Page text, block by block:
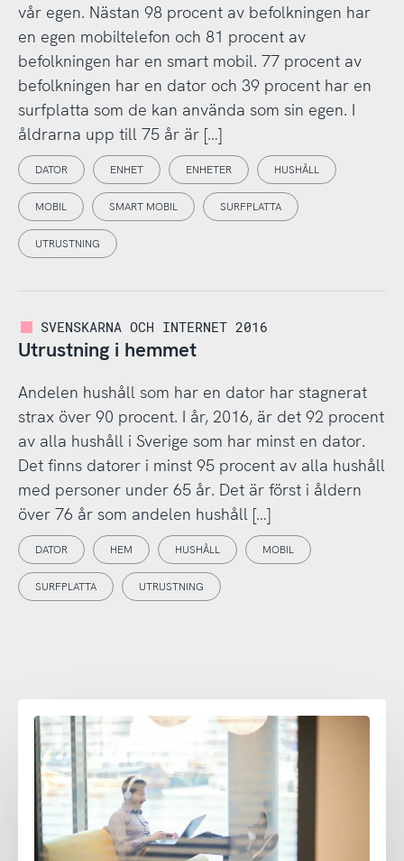
vår egen. Nästan 98 procent av befolkningen har
en egen mobiltelefon och 81 procent av
befolkningen har en smart mobil. 77 procent av
befolkningen har en dator och 39 procent har en
surfplatta som de kan använda som sin egen. I
åldrarna upp till 75 år är […]
DATOR ENHET ENHETER HUSHÅLL
MOBIL SMART MOBIL SURFPLATTA
UTRUSTNING
SVENSKARNA OCH INTERNET 2016
Utrustning i hemmet
Andelen hushåll som har en dator har stagnerat
strax över 90 procent. I år, 2016, är det 92 procent
av alla hushåll i Sverige som har minst en dator.
Det finns datorer i minst 95 procent av alla hushåll
med personer under 65 år. Det är först i åldern
över 76 år som andelen hushåll […]
DATOR HEM HUSHÅLL MOBIL
SURFPLATTA UTRUSTNING